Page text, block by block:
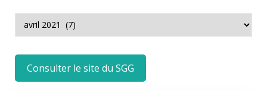
date
Consulter le site du SGG